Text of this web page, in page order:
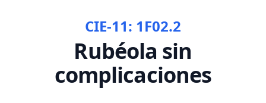
CIE-11: 1F02.2
Rubéola sin
complicaciones